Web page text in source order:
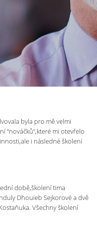
byla pro mě velmi
“nováčků“,které mi otevřelo
i následné školení
lidskostí,přesto
Akademie umožňuje.
době,školení tima
Dhouieb Sejkorové a dvě
Všechny školení